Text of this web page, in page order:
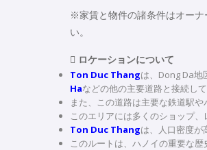
※家賃と物件の諸条件はオーナ
い。
 ロケーションについて
Ton Duc Thangは、Dong Da地
Haなどの他の主要道路と接続し
また、この道路は主要な鉄道駅
このエリアには多くのショップ
Ton Duc Thangは、人口密度が
このルートは、ハノイの重要な